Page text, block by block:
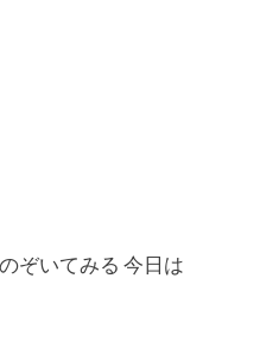
ぞいてみる 今日は